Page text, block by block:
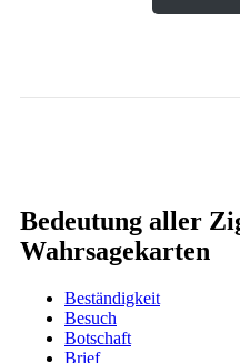
Bedeutung aller
Wahrsagekarten
Beständigkeit
Besuch
Botschaft
Brief